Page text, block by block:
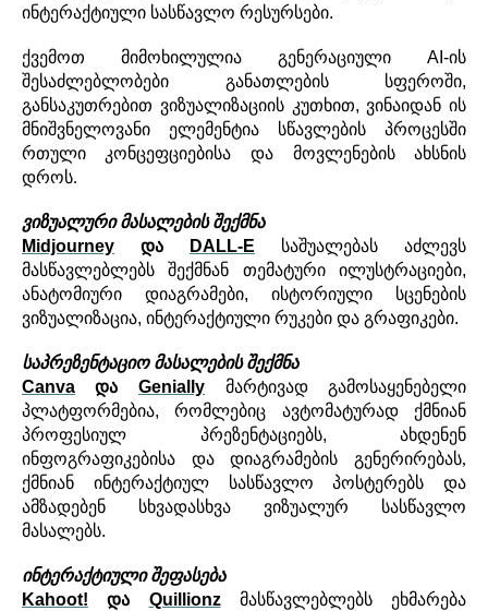
ინტერაქტიული სასწავლო რესურსები.
ქვემოთ მიმოხილულია გენერაციული AI-ის
შესაძლებლობები
განათლების სფეროში,
განსაკუთრებით ვიზუალიზაციის კუთხით, ვინაიდან ის
მნიშვნელოვანი
ელემენტია სწავლების
პროცესში
რთული
კონცეფციებისა და მოვლენების
ახსნის
დროს.
ვიზუალური მასალების შექმნა
Midjourney
და DALL-E საშუალებას
აძლევს
მასწავლებლებს
შექმნან თემატური ილუსტრაციები,
ანატომიური
დიაგრამები,ისტორიული
სცენების
ვიზუალიზაცია, ინტერაქტიული რუკები და გრაფიკები.
საპრეზენტაციო მასალების შექმნა
Canva
და Genially მარტივად
გამოსაყენებელი
პლატფორმებია,რომლებიც ავტომატურად
ქმნიან
პროფესიულ პრეზენტაციებს,ახდენენ
ინფოგრაფიკებისა
და დიაგრამების გენერირებას,
ქმნიან
ინტერაქტიულ სასწავლო პოსტერებს
და
ამზადებენ
სხვადასხვა ვიზუალურ
სასწავლო
მასალებს.
ინტერაქტიული შეფასება
Kahoot!
და Quillionz მასწავლებლებს
ეხმარება